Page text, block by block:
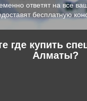
ответят на все
бесплатную
где купить
Алматы?